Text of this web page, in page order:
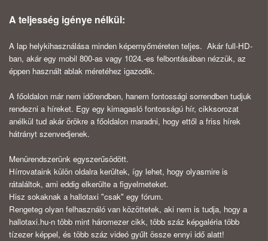
A teljesség igénye nélkül:
A lap helykihasználása minden képernyőméreten teljes. Akár full-HD-
ban, akár egy mobil 800-as vagy 1024.-es felbontásában nézzük, az
éppen használt ablak méretéhez igazodik.
A főoldalon már nem időrendben, hanem fontossági sorrendben tudjuk
rendezni a híreket. Egy egy kimagasló fontosságú hír, cikksorozat
anélkül tud akár örökre a főoldalon maradni, hogy ettől a friss hírek
hátrányt szenvedjenek.
Menürendszerünk egyszerűsödött.
Hírrovataink külön oldalra kerültek, így lehet, hogy olyasmire is
rátaláltok, ami eddig elkerülte a figyelmeteket.
Hisz sokaknak a hallotaxi "csak" egy fórum.
Rengeteg olyan felhasználó van közöttetek, aki nem is tudja, hogy a
hallotaxi.hu-n több mint háromezer cikk, több száz képgaléria több
tízezer képpel, és több száz videó gyűlt össze ennyi idő alatt!